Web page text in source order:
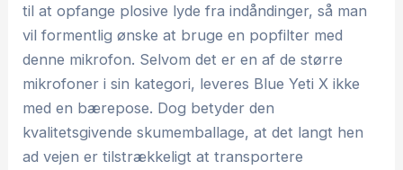
til at opfange plosive lyde fra indåndinger, så man
vil formentlig ønske at bruge en popfilter med
denne mikrofon. Selvom det er en af de større
mikrofoner i sin kategori, leveres Blue Yeti X ikke
med en bærepose. Dog betyder den
kvalitetsgivende skumemballage, at det langt hen
ad vejen er tilstrækkeligt at transportere